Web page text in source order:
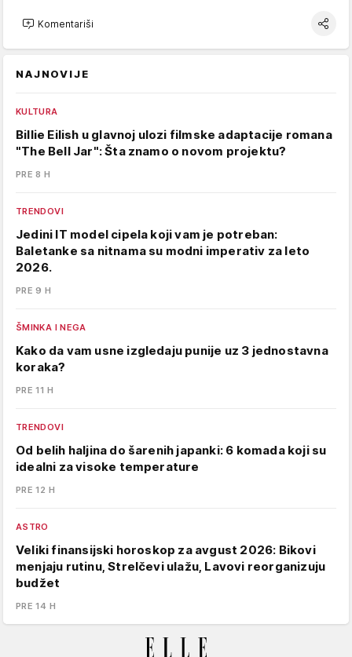
Komentariši
NAJNOVIJE
KULTURA
Billie Eilish u glavnoj ulozi filmske adaptacije romana
"The Bell Jar": Šta znamo o novom projektu?
PRE 8 H
TRENDOVI
Jedini IT model cipela koji vam je potreban:
Baletanke sa nitnama su modni imperativ za leto
2026.
PRE 9 H
ŠMINKA I NEGA
Kako da vam usne izgledaju punije uz 3 jednostavna
koraka?
PRE 11 H
TRENDOVI
Od belih haljina do šarenih japanki: 6 komada koji su
idealni za visoke temperature
PRE 12 H
ASTRO
Veliki finansijski horoskop za avgust 2026: Bikovi
menjaju rutinu, Strelčevi ulažu, Lavovi reorganizuju
budžet
PRE 14 H